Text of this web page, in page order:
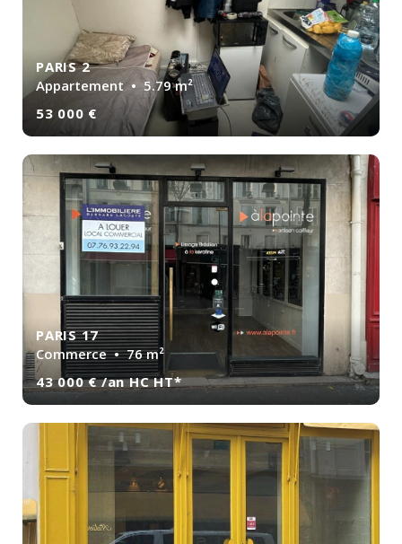
PARIS 2
Appartement• 5.79 m²
53 000 €
PARIS 17
Commerce• 76 m²
43 000 € /an HC HT*